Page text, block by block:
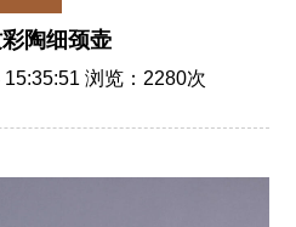
陶细颈壶
浏览： 2280次